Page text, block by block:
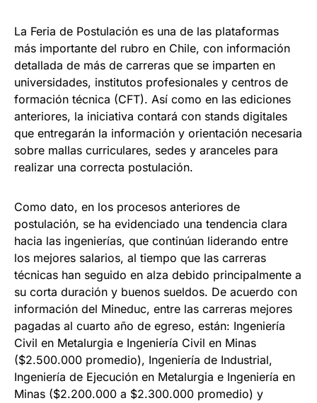
La Feria de Postulación es una de las plataformas
más importante del rubro en Chile, con información
detallada de más de carreras que se imparten en
universidades, institutos profesionales y centros de
formación técnica (CFT). Así como en las ediciones
anteriores, la iniciativa contará con stands digitales
que entregarán la información y orientación necesaria
sobre mallas curriculares, sedes y aranceles para
realizar una correcta postulación.
Como dato, en los procesos anteriores de
postulación, se ha evidenciado una tendencia clara
hacia las ingenierías, que continúan liderando entre
los mejores salarios, al tiempo que las carreras
técnicas han seguido en alza debido principalmente a
su corta duración y buenos sueldos. De acuerdo con
información del Mineduc, entre las carreras mejores
pagadas al cuarto año de egreso, están: Ingeniería
Civil en Metalurgia e Ingeniería Civil en Minas
($2.500.000 promedio), Ingeniería de Industrial,
Ingeniería de Ejecución en Metalurgia e Ingeniería en
Minas ($2.200.000 a $2.300.000 promedio) y